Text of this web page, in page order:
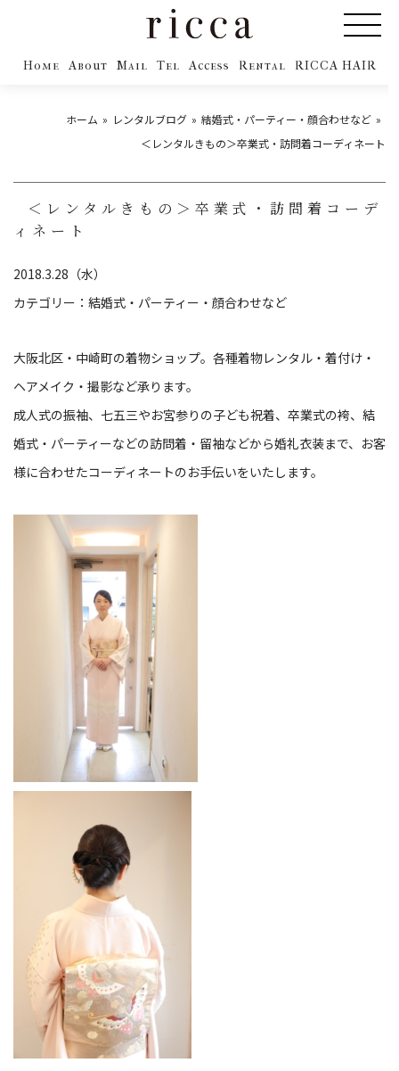
Home About Mail Tel Access Rental RICCA HAIR
ホーム レンタルブログ
結婚式・パーティー・顔合わせなど
＜レンタルきもの＞卒業式・訪問着コーディネート
＜レンタルきもの＞卒業式・訪問着コーデ
ィネート
2018.3.28（水）
カテゴリー： 結婚式・パーティー・顔合わせなど
大阪北区・中崎町の着物ショップ。各種着物レンタル・着付け・
ヘアメイク・撮影など承ります。
成人式の振袖、七五三やお宮参りの子ども祝着、卒業式の袴、結
婚式・パーティーなどの訪問着・留袖などから婚礼衣装まで、お客
様に合わせたコーディネートのお手伝いをいたします。